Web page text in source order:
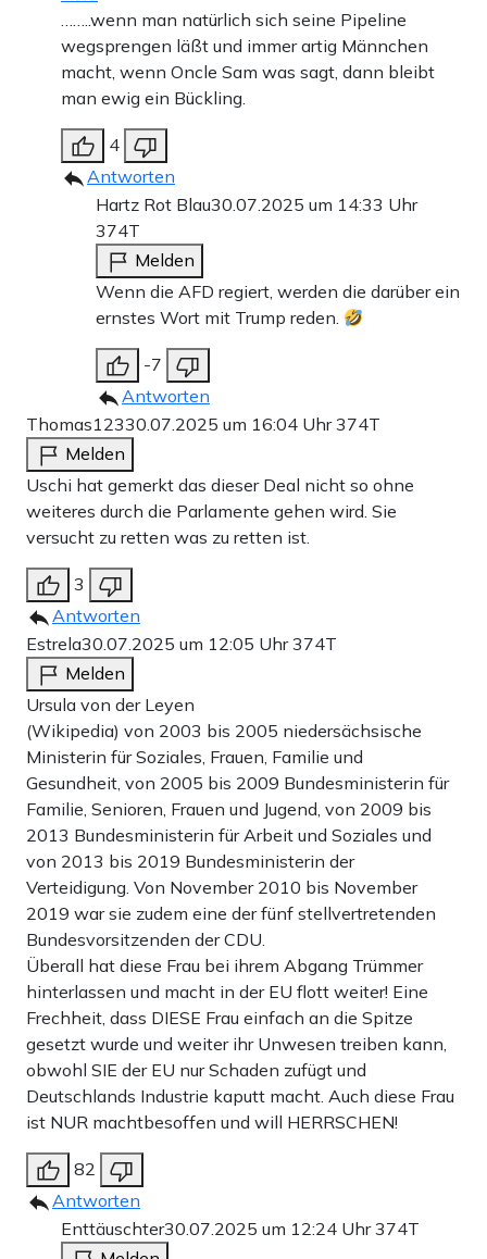
……..wenn man natürlich sich seine Pipeline
wegsprengen läßt und immer artig Männchen
macht, wenn Oncle Sam was sagt, dann bleibt
man ewig ein Bückling.
4
Antworten
Hartz Rot Blau30.07.2025 um 14:33 Uhr
374T
Melden
Wenn die AFD regiert, werden die darüber ein
ernstes Wort mit Trump reden.
-7
Antworten
Thomas12330.07.2025 um 16:04 Uhr374T
Melden
Uschi hat gemerkt das dieser Deal nicht so ohne
weiteres durch die Parlamente gehen wird. Sie
versucht zu retten was zu retten ist.
3
Antworten
Estrela30.07.2025 um 12:05 Uhr374T
Melden
Ursula von der Leyen
(Wikipedia) von 2003 bis 2005 niedersächsische
Ministerin für Soziales, Frauen, Familie und
Gesundheit, von 2005 bis 2009 Bundesministerin für
Familie, Senioren, Frauen und Jugend, von 2009 bis
2013 Bundesministerin für Arbeit und Soziales und
von 2013 bis 2019 Bundesministerin der
Verteidigung. Von November 2010 bis November
2019 war sie zudem eine der fünf stellvertretenden
Bundesvorsitzenden der CDU.
Überall hat diese Frau bei ihrem Abgang Trümmer
hinterlassen und macht in der EU flott weiter! Eine
Frechheit, dass DIESE Frau einfach an die Spitze
gesetzt wurde und weiter ihr Unwesen treiben kann,
obwohl SIE der EU nur Schaden zufügt und
Deutschlands Industrie kaputt macht. Auch diese Frau
ist NUR machtbesoffen und will HERRSCHEN!
82
Antworten
Enttäuschter30.07.2025 um 12:24 Uhr374T